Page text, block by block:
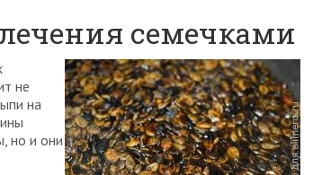
семечками
не
на
но и они